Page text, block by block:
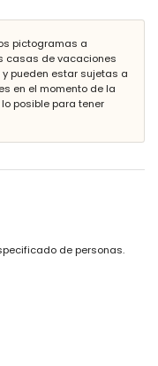
de jardín con
y 2 plazas de
Jávea (a menos de 5
de 100 kilómetros de la
(> 100 kilómetros)
con niños
pictogramas a
casas de vacaciones
pueden estar sujetas a
en el momento de la
posible para tener
de personas.